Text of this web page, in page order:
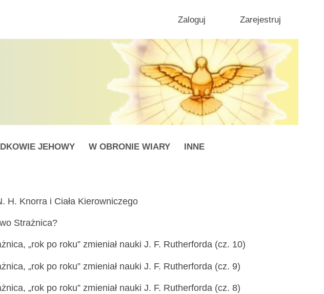
Zaloguj Zarejestruj
JEHOWY W OBRONIE WIARY INNE
H. Knorra i Ciała Kierowniczego
Strażnica?
„rok po roku” zmieniał nauki J. F. Rutherforda (cz. 10)
„rok po roku” zmieniał nauki J. F. Rutherforda (cz. 9)
„rok po roku” zmieniał nauki J. F. Rutherforda (cz. 8)